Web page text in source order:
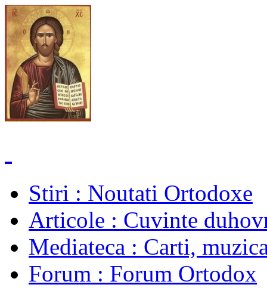
Stiri : Noutati Ortodoxe
Articole : Cuvinte
Mediateca : Carti,
Forum : Forum Ortodox